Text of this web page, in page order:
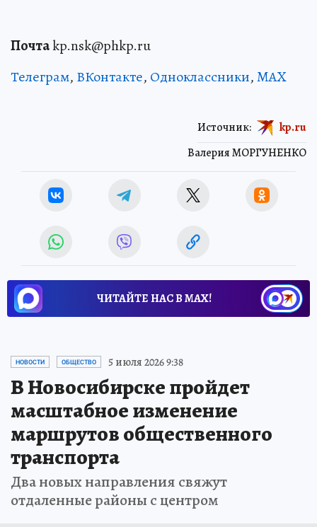
Почтаkp.nsk@phkp.ru
Телеграм, ВКонтакте, Одноклассники,MAX
Валерия МОРГУНЕНКО
Источник: kp.ru
ЧИТАЙТЕ НАС В МАХ!
НОВОСТИ ОБЩЕСТВО 5 июля 2026 9:38
В Новосибирске пройдет
масштабное изменение
маршрутов общественного
транспорта
Два новых направления свяжут
отдаленные районы с центром